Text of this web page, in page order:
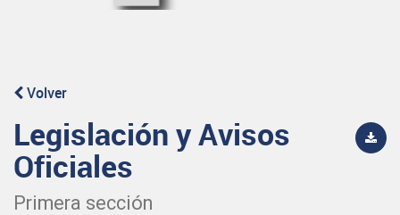
Volver
Legislación y Avisos
Oficiales
Primera sección